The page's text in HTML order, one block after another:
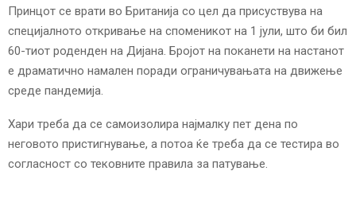
Принцот се врати во Британија со цел да присуствува на
специјалното откривање на споменикот на 1 јули, што би бил
60-тиот роденден на Дијана. Бројот на поканети на настанот
е драматично намален поради ограничувањата на движење
среде пандемија.
Хари треба да се самоизолира најмалку пет дена по
неговото пристигнување, а потоа ќе треба да се тестира во
согласност со тековните правила за патување.